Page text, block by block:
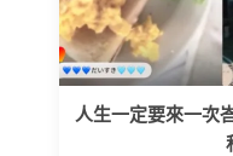
人生一定要來一次